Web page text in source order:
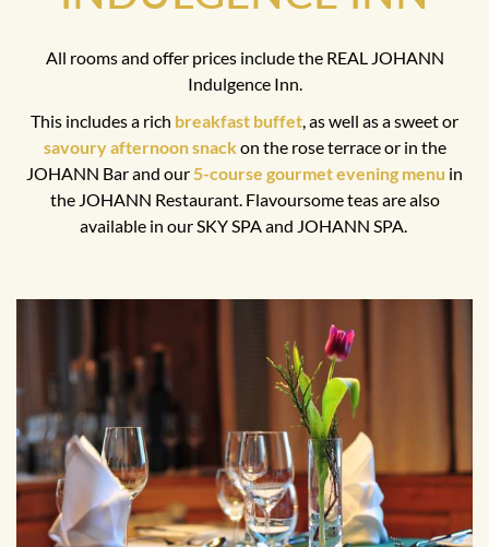
All rooms and offer prices include the REAL JOHANN
Indulgence Inn.
This includes a rich breakfast buffet , as well as a sweet or
savoury afternoon snackon the rose terrace or in the
JOHANN Bar and our 5-course gourmet evening menu in
the JOHANN Restaurant. Flavoursome teas are also
available in our SKY SPA and JOHANN SPA.